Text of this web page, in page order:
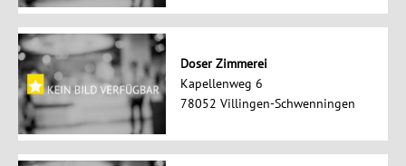
Doser Zimmerei
Kapellenweg 6
78052 Villingen-Schwenningen